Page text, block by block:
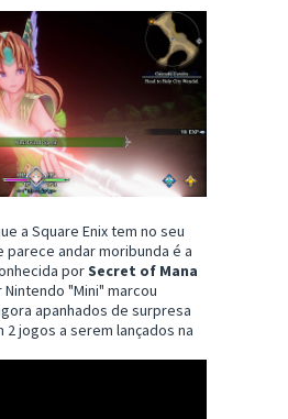
a Square Enix tem no seu
parece andar moribunda é a
porSecret of Mana
Nintendo "Mini" marcou
apanhados de surpresa
2 jogos a serem lançados na